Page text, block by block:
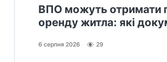
ВПО можуть отримати
оренду житла: які
6 серпня 2026 29